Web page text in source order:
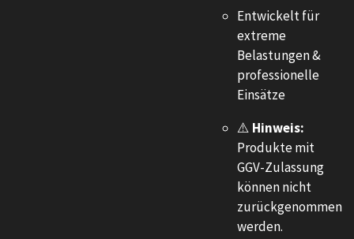
Entwickelt für
extreme
Belastungen &
professionelle
Einsätze
⚠️ Hinweis:
Produkte mit
GGV-Zulassung
können nicht
zurückgenommen
werden.